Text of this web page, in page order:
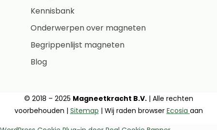
Kennisbank
Onderwerpen over magneten
Begrippenlijst magneten
Blog
© 2018 – 2025 Magneetkracht B.V.| Alle rechten
voorbehouden | Sitemap | Wij raden browser Ecosia aan